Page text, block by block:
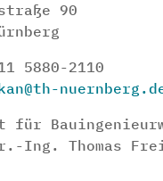
90
5880-2110
für
Ing. Thomas